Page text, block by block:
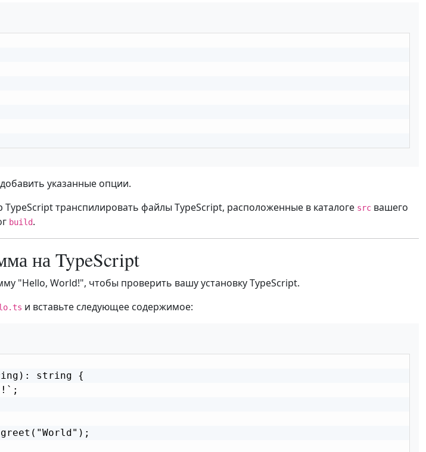
указанные опции.
TypeScript транспилировать файлы TypeScript, расположенные в каталоге src вашего
build.
на TypeScript
"Hello, World!", чтобы проверить вашу установку TypeScript.
и вставьте следующее содержимое:
string {